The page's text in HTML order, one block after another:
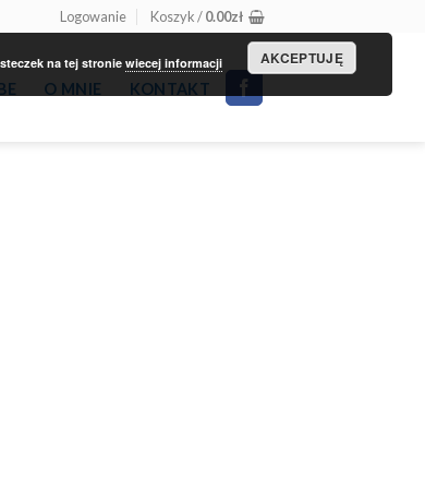
Logowanie Koszyk /0.00zł
O MNIE KONTAKT
na tej stronie wiecej informacji AKCEPTUJĘ